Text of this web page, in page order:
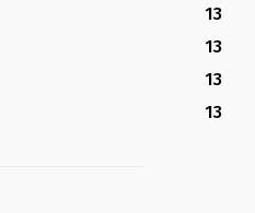
13
13
13
13